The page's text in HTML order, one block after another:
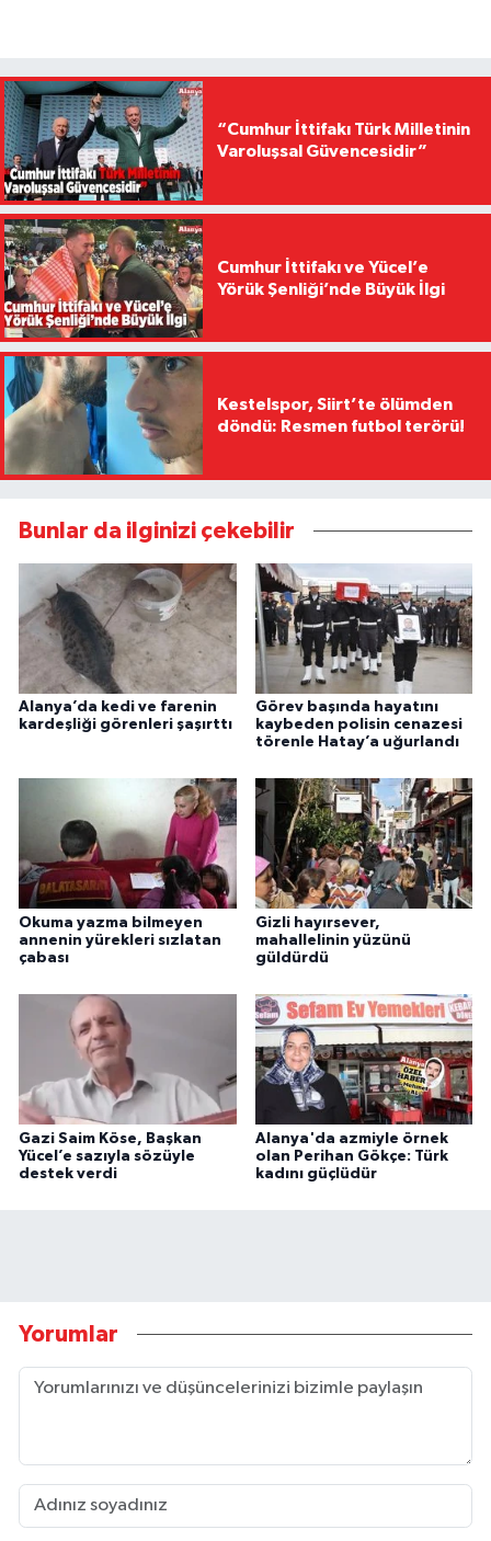
“Cumhur İttifakı Türk Milletinin
Varoluşsal Güvencesidir”
Cumhur İttifakı ve Yücel’e
Yörük Şenliği’nde Büyük İlgi
Kestelspor, Siirt’te ölümden
döndü: Resmen futbol terörü!
Bunlar da ilginizi çekebilir
Alanya’da kedi ve farenin
kardeşliği görenleri şaşırttı
Görev başında hayatını
kaybeden polisin cenazesi
törenle Hatay’a uğurlandı
Okuma yazma bilmeyen
annenin yürekleri sızlatan
çabası
Gizli hayırsever,
mahallelinin yüzünü
güldürdü
Gazi Saim Köse, Başkan
Yücel’e sazıyla sözüyle
destek verdi
Alanya'da azmiyle örnek
olan Perihan Gökçe: Türk
kadını güçlüdür
Yorumlar